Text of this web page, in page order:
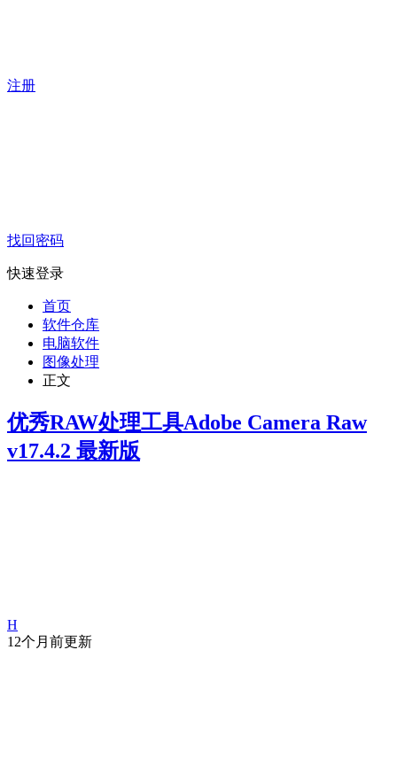
注册
找回密码
快速登录
首页
软件仓库
电脑软件
图像处理
正文
优秀RAW处理工具Adobe Camera Raw
v17.4.2 最新版
H
12个月前更新